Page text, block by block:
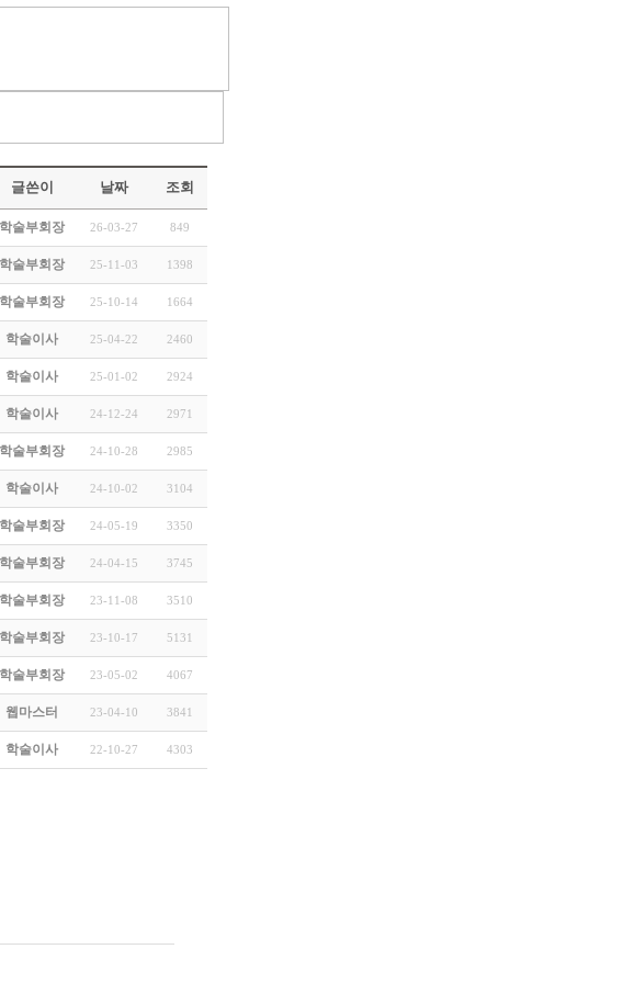
글쓴이 날짜 조회
학술부회장 26-03-27 849
학술부회장 25-11-03 1398
학술부회장 25-10-14 1664
학술이사 25-04-22 2460
학술이사 25-01-02 2924
학술이사 24-12-24 2971
학술부회장 24-10-28 2985
학술이사 24-10-02 3104
학술부회장 24-05-19 3350
학술부회장 24-04-15 3745
학술부회장 23-11-08 3510
학술부회장 23-10-17 5131
학술부회장 23-05-02 4067
웹마스터 23-04-10 3841
학술이사 22-10-27 4303